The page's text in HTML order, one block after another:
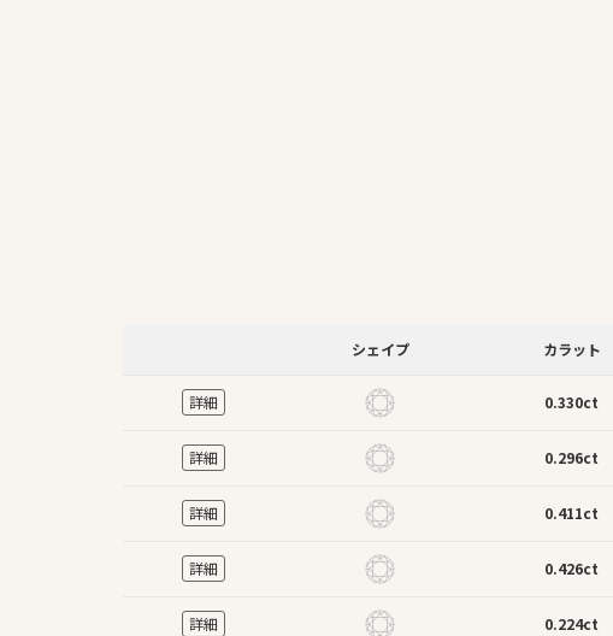
シェイプ カラット
詳細 0.330ct
詳細 0.296ct
詳細 0.411ct
詳細 0.426ct
詳細 0.224ct